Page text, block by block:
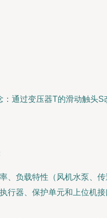
通过变压器T的滑动触头
、负载特性（风机水泵、
器、保护单元和上位机接